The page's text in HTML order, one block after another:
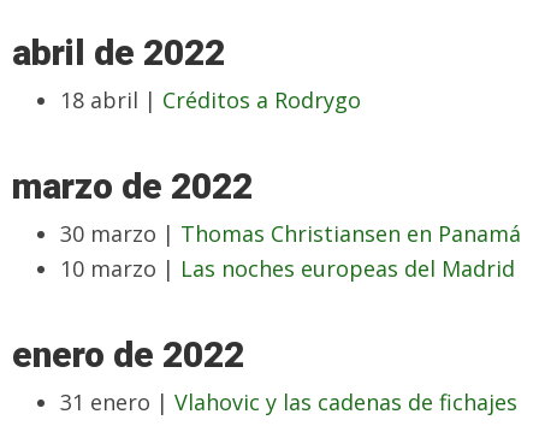
abril de 2022
18 abril | Créditos a Rodrygo
marzo de 2022
30 marzo | Thomas Christiansen en Panamá
10 marzo | Las noches europeas del Madrid
enero de 2022
31 enero | Vlahovic y las cadenas de fichajes